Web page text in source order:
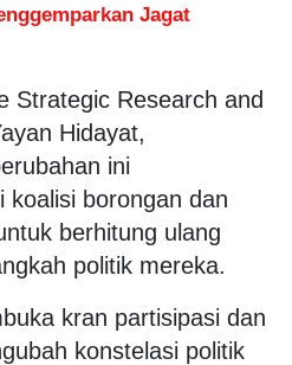
Jagat
Strategic Research and
Hidayat,
ini
koalisi borongan dan
berhitung ulang
politik mereka.
kran partisipasi dan
konstelasi politik